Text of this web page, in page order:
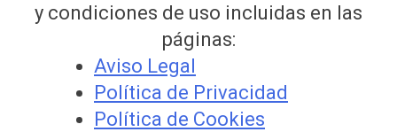
y condiciones de uso incluidas en las
páginas:
Aviso Legal
Política de Privacidad
Política de Cookies